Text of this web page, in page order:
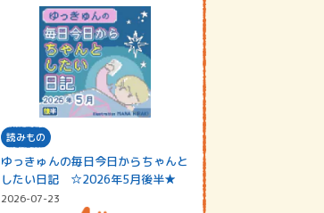
読みもの
ゆっきゅんの毎日今日からちゃんと
したい日記 ☆2026年5月後半★
2026-07-23